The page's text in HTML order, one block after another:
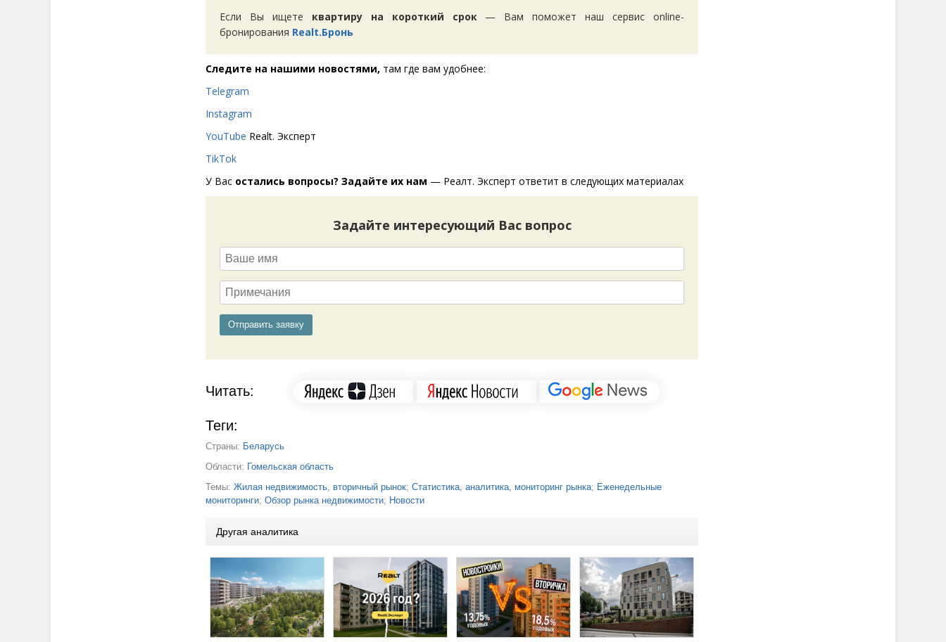
Если Вы ищете квартиру на короткий срок— Вам поможет наш сервис online-
бронирования Realt.Бронь
Следите на нашими новостями, там где вам удобнее:
Telegram
Instagram
YouTube Realt. Эксперт
TikTok
У Вас остались вопросы? Задайте их нам — Реалт. Эксперт ответит в следующих материалах
Задайте интересующий Вас вопрос
Читать:
Теги:
Страны: Беларусь
Области: Гомельская область
Темы: Жилая недвижимость, вторичный рынок; Статистика, аналитика, мониторинг рынка; Еженедельные
мониторинги; Обзор рынка недвижимости; Новости
Другая аналитика